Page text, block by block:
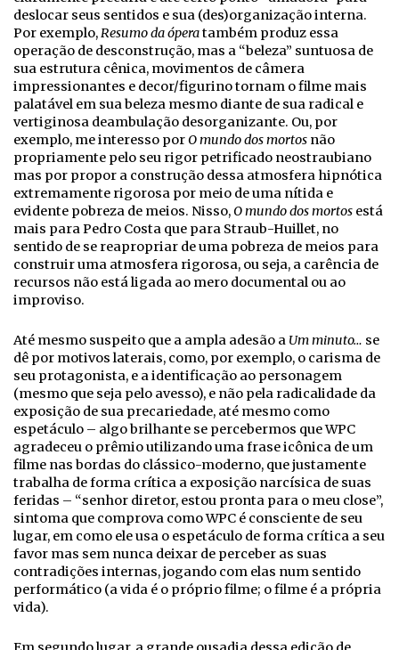
deslocar seus sentidos e sua (des)organização interna.
Por exemplo,Resumo da óperatambém produz essa
operação de desconstrução, mas a “beleza” suntuosa de
sua estrutura cênica, movimentos de câmera
impressionantes e decor/figurino tornam o filme mais
palatável em sua beleza mesmo diante de sua radical e
vertiginosa deambulação desorganizante. Ou, por
exemplo, me interesso porO mundo dos mortos não
propriamente pelo seu rigor petrificado neostraubiano
mas por propor a construção dessa atmosfera hipnótica
extremamente rigorosa por meio de uma nítida e
evidente pobreza de meios. Nisso,O mundo dos mortos está
mais para Pedro Costa que para Straub-Huillet, no
sentido de se reapropriar de uma pobreza de meios para
construir uma atmosfera rigorosa, ou seja, a carência de
recursos não está ligada ao mero documental ou ao
improviso.
Até mesmo suspeito que a ampla adesão a Um minuto… se
dê por motivos laterais, como, por exemplo, o carisma de
seu protagonista, e a identificação ao personagem
(mesmo que seja pelo avesso), e não pela radicalidade da
exposição de sua precariedade, até mesmo como
espetáculo – algo brilhante se percebermos que WPC
agradeceu o prêmio utilizando uma frase icônica de um
filme nas bordas do clássico-moderno, que justamente
trabalha de forma crítica a exposição narcísica de suas
feridas – “senhor diretor, estou pronta para o meu close”,
sintoma que comprova como WPC é consciente de seu
lugar, em como ele usa o espetáculo de forma crítica a seu
favor mas sem nunca deixar de perceber as suas
contradições internas, jogando com elas num sentido
performático (a vida é o próprio filme; o filme é a própria
vida).